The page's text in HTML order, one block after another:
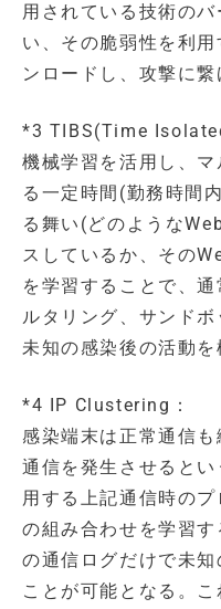
用されている技術の
い、その脆弱性を利
ンロードし、攻撃に繋
*3 TIBS(Time
機械学習を活用し、
る一定時間(勤務時間
る舞い(どのような
スしているか、その
を学習することで、
ルタリング、サンド
未知の感染後の活動を
*4 IP Clustering：
感染端末は正常通信
通信を発生させると
用する上記通信時の
の組み合わせを学習
の通信ログだけで未
ことが可能となる。